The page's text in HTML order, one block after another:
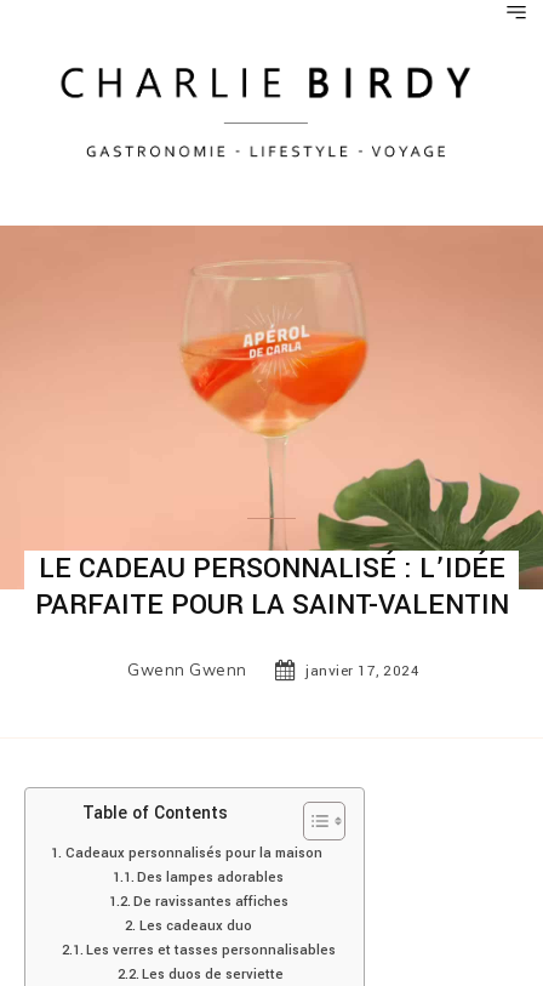
LE CADEAU PERSONNALISÉ : L’IDÉE
PARFAITE POUR LA SAINT-VALENTIN
Gwenn Gwenn janvier 17, 2024
Table of Contents
Cadeaux personnalisés pour la maison
Des lampes adorables
De ravissantes affiches
Les cadeaux duo
Les verres et tasses personnalisables
Les duos de serviette